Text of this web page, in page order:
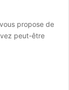
propose de
peut-être